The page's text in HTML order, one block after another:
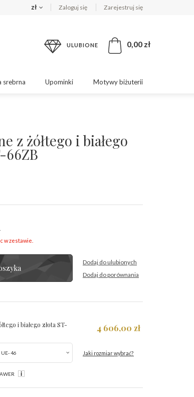
zł Zaloguj się Zarejestruj się
ULUBIONE 0,00 zł
srebrna Upominki Motywy biżuterii
z żółtego i białego
66ZB
w zestawie.
Dodaj do ulubionych
Dodaj do porównania
i białego złota ST-
4 606,00 zł
46 Jaki rozmiar wybrać?